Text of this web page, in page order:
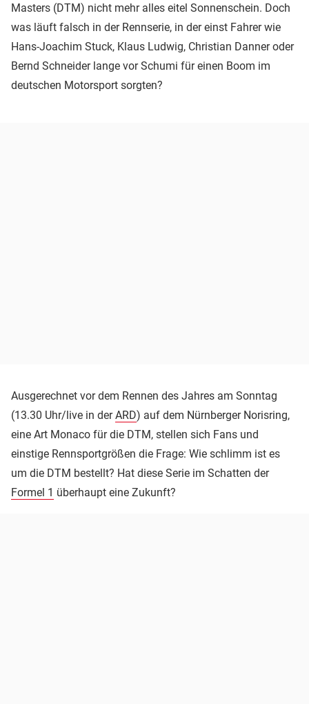
Masters (DTM) nicht mehr alles eitel Sonnenschein. Doch
was läuft falsch in der Rennserie, in der einst Fahrer wie
Hans-Joachim Stuck, Klaus Ludwig, Christian Danner oder
Bernd Schneider lange vor Schumi für einen Boom im
deutschen Motorsport sorgten?
Ausgerechnet vor dem Rennen des Jahres am Sonntag
(13.30 Uhr/live in derARD) auf dem Nürnberger Norisring,
eine Art Monaco für die DTM, stellen sich Fans und
einstige Rennsportgrößen die Frage: Wie schlimm ist es
um die DTM bestellt? Hat diese Serie im Schatten der
Formel 1 überhaupt eine Zukunft?